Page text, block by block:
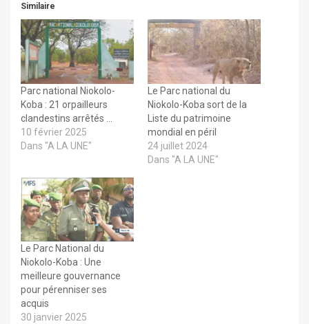
Similaire
Parc national Niokolo-
Koba : 21 orpailleurs
clandestins arrêtés …
10 février 2025
Dans "A LA UNE"
Le Parc national du
Niokolo-Koba sort de la
Liste du patrimoine
mondial en péril
24 juillet 2024
Dans "A LA UNE"
Le Parc National du
Niokolo-Koba : Une
meilleure gouvernance
pour pérenniser ses
acquis
30 janvier 2025